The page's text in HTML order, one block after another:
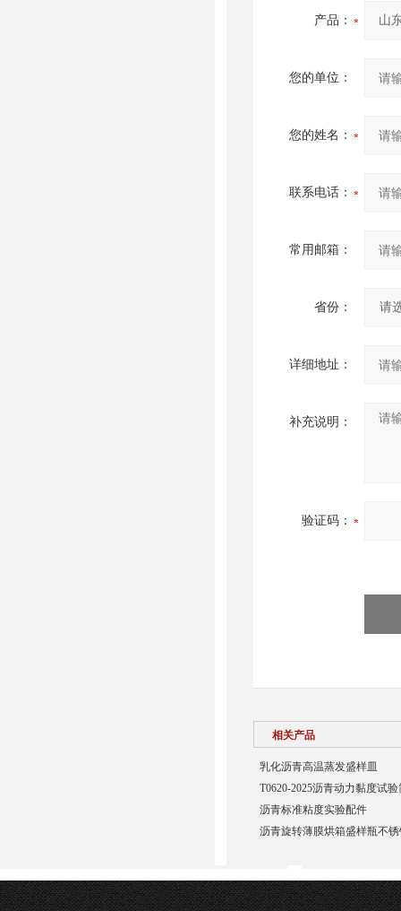
产品：
您的单位：
您的姓名：
联系电话：
常用邮箱：
省份：
详细地址：
补充说明：
验证码：
相关产品
乳化沥青高温蒸发盛样皿
T0620-2025沥青动力黏度试
沥青标准粘度实验配件
沥青旋转薄膜烘箱盛样瓶不